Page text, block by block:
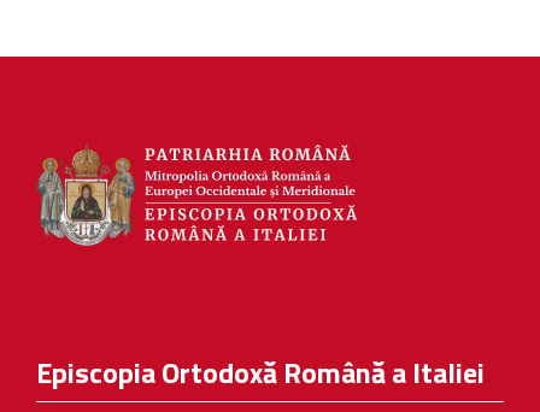
Episcopia Ortodoxă Română a Italiei